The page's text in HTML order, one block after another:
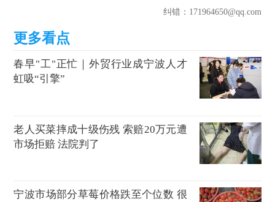
纠错：171964650@qq.com
春早"工"正忙｜外贸行业成宁波人才
虹吸“引擎”
老人买菜摔成十级伤残 索赔20万元遭
市场拒赔 法院判了
宁波市场部分草莓价格跌至个位数 很